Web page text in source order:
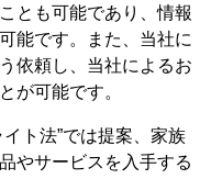
とも可能であり、情報
能です。また、当社に
依頼し、当社によるお
が可能です。
ト法”では提案、家族
やサービスを入手する